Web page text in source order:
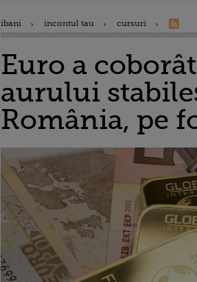
ibani incontul tau cursuri
Euro a
aurului
România, pe